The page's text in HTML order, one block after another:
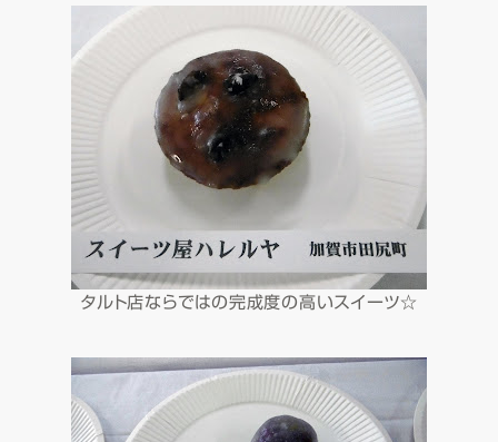
タルト店ならではの完成度の高いスイーツ☆